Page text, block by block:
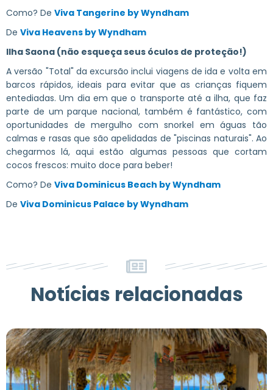
Como? De Viva Tangerine by Wyndham
De Viva Heavens by Wyndham
Ilha Saona (não esqueça seus óculos de proteção!)
A versão "Total" da excursão inclui viagens de ida e volta em
barcos rápidos, ideais para evitar que as crianças fiquem
entediadas. Um dia em que o transporte até a ilha, que faz
parte de um parque nacional, também é fantástico, com
oportunidades de mergulho com snorkel em águas tão
calmas e rasas que são apelidadas de "piscinas naturais". Ao
chegarmos lá, aqui estão algumas pessoas que cortam
cocos frescos: muito doce para beber!
Como? De Viva Dominicus Beach by Wyndham
De Viva Dominicus Palace by Wyndham
Notícias relacionadas